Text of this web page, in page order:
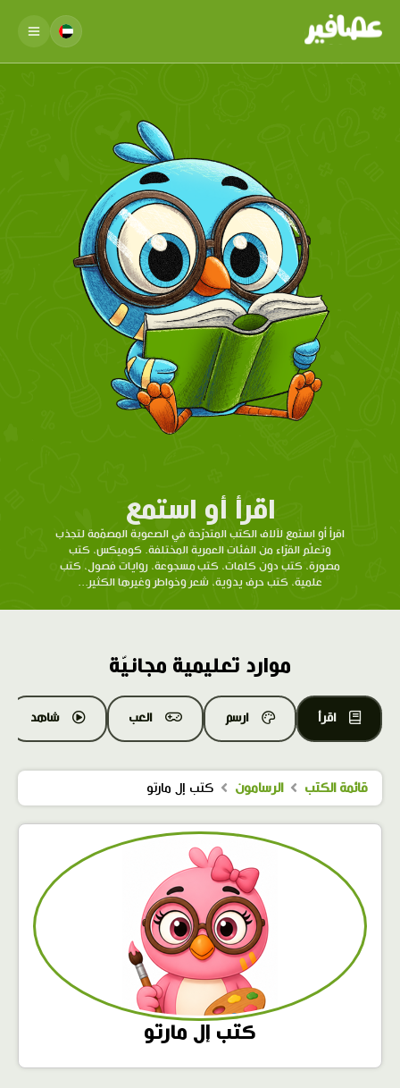
اقرأ أو استمع
اقرأ أو استمع لآلاف الكتب المتدرّحة في الصعوبة المصمّمة لتجذب
وتعلّم القرّاء من الفئات العمرية المختلفة. كوميكس، كتب
مصورة، كتب دون كلمات، كتب مسجوعة، روايات فصول، كتب
علمية، كتب حرف يدوية، شعر وخواطر وغيرها الكثير...
موارد تعليمية مجانيّة
اقرأ ارسم العب شاهد
قائمة الكتب الرسامون كتب إل مارتو
كتب إل مارتو